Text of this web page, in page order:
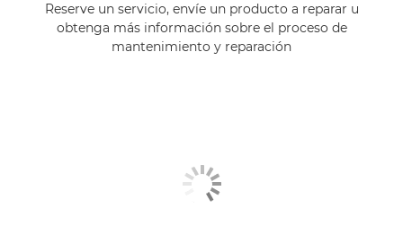
Reserve un servicio, envíe un producto a reparar u
obtenga más información sobre el proceso de
mantenimiento y reparación